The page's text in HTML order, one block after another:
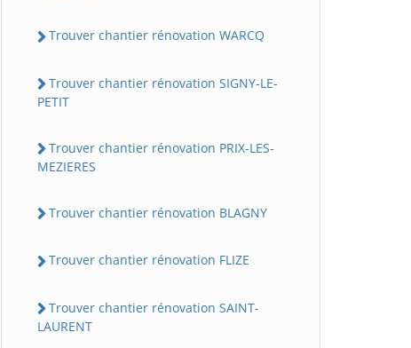
Trouver chantier rénovation WARCQ
Trouver chantier rénovation SIGNY-LE-
PETIT
Trouver chantier rénovation PRIX-LES-
MEZIERES
Trouver chantier rénovation BLAGNY
Trouver chantier rénovation FLIZE
Trouver chantier rénovation SAINT-
LAURENT